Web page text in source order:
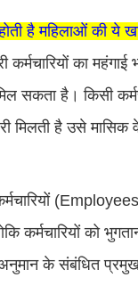
है महिलाओं की ये
का
सकता है। किसी
मिलती है उसे
को
के संबंधित